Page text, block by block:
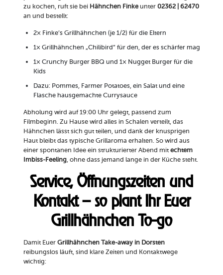
zu kochen, ruft sie bei Hähnchen Finkeunter 02362 | 62470
an und bestellt:
2× Finke’s Grillhähnchen (je 1/2) für die Eltern
1× Grillhähnchen „Chilibird“ für den, der es schärfer mag
1× Crunchy Burger BBQ und 1× Nugget Burger für die
Kids
Dazu: Pommes, Farmer Potatoes, ein Salat und eine
Flasche hausgemachte Currysauce
Abholung wird auf 19:00 Uhr gelegt, passend zum
Filmbeginn. Zu Hause wird alles in Schalen verteilt, das
Hähnchen lässt sich gut teilen, und dank der knusprigen
Haut bleibt das typische Grillaroma erhalten. So wird aus
einer spontanen Idee ein strukturierter Abend mitechtem
Imbiss-Feeling, ohne dass jemand lange in der Küche steht.
Service, Öffnungszeiten und
Kontakt – so plant Ihr Euer
Grillhähnchen To-go
Damit Euer Grillhähnchen Take-away in Dorsten
reibungslos läuft, sind klare Zeiten und Kontaktwege
wichtig: